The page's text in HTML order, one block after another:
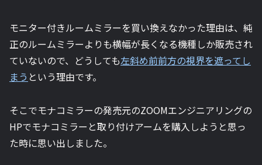
モニター付きルームミラーを買い換えなかった理由は、純
正のルームミラーよりも横幅が長くなる機種しか販売され
ていないので、どうしても左斜め前前方の視界を遮ってし
まう という理由です。
そこでモナコミラーの発売元のZOOMエンジニアリングの
HPでモナコミラーと取り付けアームを購入しようと思っ
た時に思い出しました。